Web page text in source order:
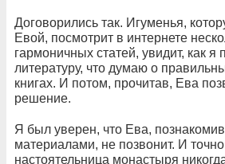
Договорились так. Игуменья,
Евой, посмотрит в интернете
гармоничных статей, увидит, как
литературу, что думаю о
книгах. И потом, прочитав, Ева
решение.
Я был уверен, что Ева,
материалами, не позвонит. И
настоятельница монастыря